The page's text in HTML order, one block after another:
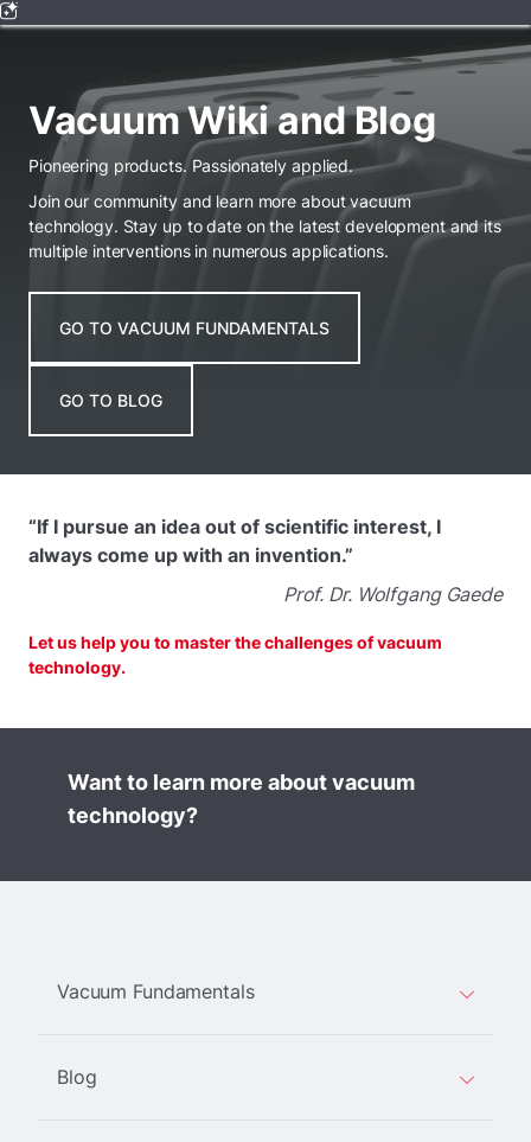
Vacuum Wiki and Blog
Pioneering products. Passionately applied.
Join our community and learn more about vacuum
technology. Stay up to date on the latest development and its
multiple interventions in numerous applications.
GO TO VACUUM FUNDAMENTALS
GO TO BLOG
“If I pursue an idea out of scientific interest, I
always come up with an invention.”
Prof. Dr. Wolfgang Gaede
Let us help you to master the challenges of vacuum
technology.
Want to learn more about vacuum
technology?
Vacuum Fundamentals
Blog